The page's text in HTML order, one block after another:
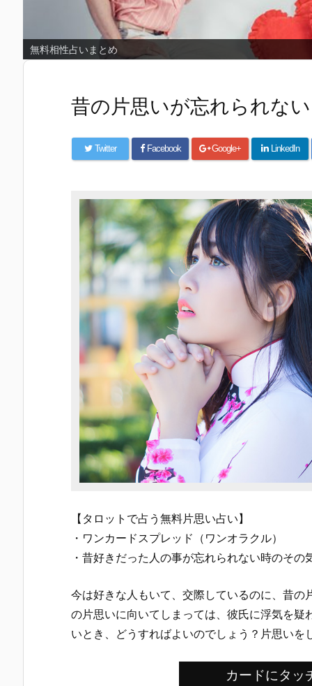
無料片思い占いまとめ
昔の片思いが忘れられな
Twitter Facebook Google+ LinkedIn
【タロットで占う無料片思い占い】
・ワンカードスプレッド（ワンオラクル）
・昔好きだった人の事が忘れられない時のそ
今は好きな人もいて、交際しているのに、昔
の片思いに向いてしまっては、彼氏に浮気を
いとき、どうすればよいのでしょう？片思い
カードにタッ